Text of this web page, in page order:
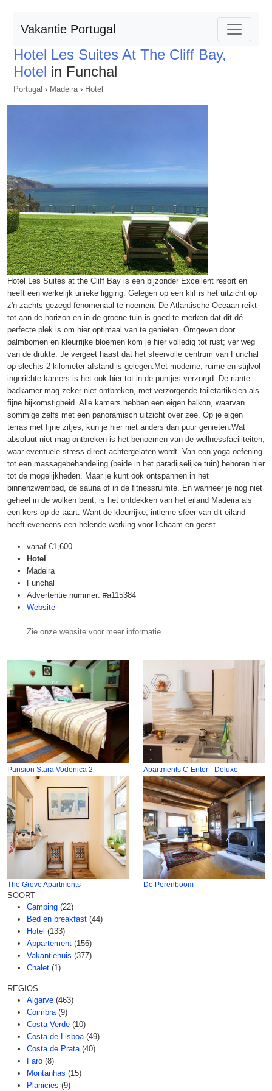
Vakantie Portugal
Hotel Les Suites At The Cliff Bay,
Hotel in Funchal
Portugal › Madeira› Hotel
Hotel Les Suites at the Cliff Bay is een bijzonder Excellent resort en
heeft een werkelijk unieke ligging. Gelegen op een klif is het uitzicht op
z'n zachts gezegd fenomenaal te noemen. De Atlantische Oceaan reikt
tot aan de horizon en in de groene tuin is goed te merken dat dit dé
perfecte plek is om hier optimaal van te genieten. Omgeven door
palmbomen en kleurrijke bloemen kom je hier volledig tot rust; ver weg
van de drukte. Je vergeet haast dat het sfeervolle centrum van Funchal
op slechts 2 kilometer afstand is gelegen.Met moderne, ruime en stijlvol
ingerichte kamers is het ook hier tot in de puntjes verzorgd. De riante
badkamer mag zeker niet ontbreken, met verzorgende toiletartikelen als
fijne bijkomstigheid. Alle kamers hebben een eigen balkon, waarvan
sommige zelfs met een panoramisch uitzicht over zee. Op je eigen
terras met fijne zitjes, kun je hier niet anders dan puur genieten.Wat
absoluut niet mag ontbreken is het benoemen van de wellnessfaciliteiten,
waar eventuele stress direct achtergelaten wordt. Van een yoga oefening
tot een massagebehandeling (beide in het paradijselijke tuin) behoren hier
tot de mogelijkheden. Maar je kunt ook ontspannen in het
binnenzwembad, de sauna of in de fitnessruimte. En wanneer je nog niet
geheel in de wolken bent, is het ontdekken van het eiland Madeira als
een kers op de taart. Want de kleurrijke, intieme sfeer van dit eiland
heeft eveneens een helende werking voor lichaam en geest.
vanaf €1,600
Hotel
Madeira
Funchal
Advertentie nummer: #a115384
Website
Zie onze website voor meer informatie.
Pansion Stara Vodenica 2 Apartments C-Enter - Deluxe
The Grove Apartments De Perenboom
SOORT
Camping (22)
Bed en breakfast (44)
Hotel (133)
Appartement (156)
Vakantiehuis (377)
Chalet (1)
REGIOS
Algarve (463)
Coimbra (9)
Costa Verde (10)
Costa de Lisboa (49)
Costa de Prata (40)
Faro (8)
Montanhas (15)
Planicies (9)